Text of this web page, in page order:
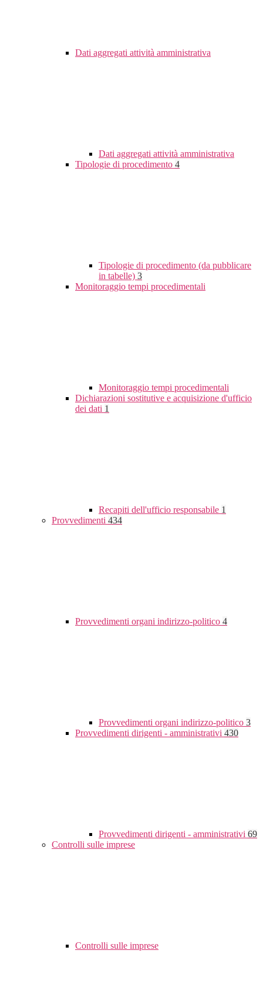
Dati aggregati attività amministrativa
Dati aggregati attività amministrativa
Tipologie di procedimento 4
Tipologie di procedimento (da pubblicare
in tabelle) 3
Monitoraggio tempi procedimentali
Monitoraggio tempi procedimentali
Dichiarazioni sostitutive e acquisizione d'ufficio
dei dati 1
Recapiti dell'ufficio responsabile 1
Provvedimenti 434
Provvedimenti organi indirizzo-politico 4
Provvedimenti organi indirizzo-politico 3
Provvedimenti dirigenti - amministrativi 430
Provvedimenti dirigenti - amministrativi 69
Controlli sulle imprese
Controlli sulle imprese